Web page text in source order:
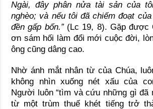
Ngài, đây phân nửa tài sản của
nghèo; và nếu tôi đã chiếm đoạt
đền gấp bốn.”(Lc 19, 8). Gặp được
ơn sám hối làm đổi mới cuộc đời,
ông cũng dâng cao.
Nhờ ánh mắt nhân từ của Chúa,
không nhìn xuống nét xấu của
Người luôn “tìm và cứu những gì đã
từ một trùm thuế khét tiếng trở